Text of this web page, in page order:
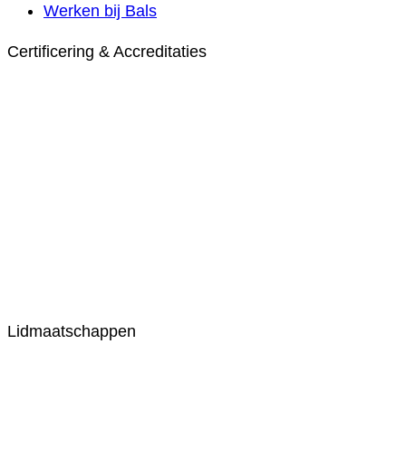
Werken bij Bals
Certificering & Accreditaties
Lidmaatschappen